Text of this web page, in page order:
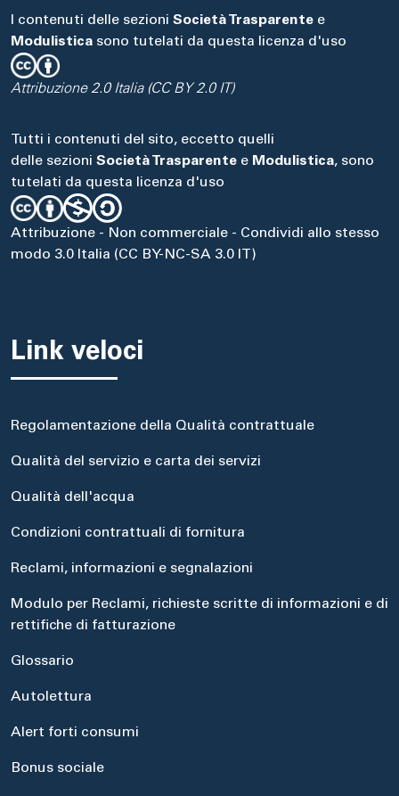
I contenuti delle sezioni Società Trasparente e
Modulistica sono tutelati da questa licenza d'uso
Attribuzione 2.0 Italia (CC BY 2.0 IT)
Tutti i contenuti del sito, eccetto quelli
delle sezioni Società Trasparente e Modulistica, sono
tutelati da questa licenza d'uso
Attribuzione - Non commerciale - Condividi allo stesso
modo 3.0 Italia (CC BY-NC-SA 3.0 IT)
Link veloci
Regolamentazione della Qualità contrattuale
Qualità del servizio e carta dei servizi
Qualità dell'acqua
Condizioni contrattuali di fornitura
Reclami, informazioni e segnalazioni
Modulo per Reclami, richieste scritte di informazioni e di
rettifiche di fatturazione
Glossario
Autolettura
Alert forti consumi
Bonus sociale